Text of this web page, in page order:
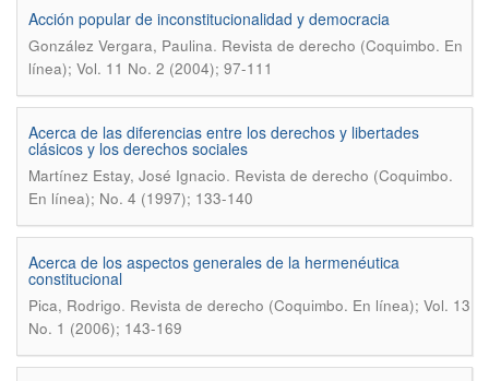
Acción popular de inconstitucionalidad y democracia
González Vergara, Paulina. Revista de derecho (Coquimbo. En
línea); Vol. 11 No. 2 (2004); 97-111
Acerca de las diferencias entre los derechos y libertades
clásicos y los derechos sociales
Martínez Estay, José Ignacio. Revista de derecho (Coquimbo.
En línea); No. 4 (1997); 133-140
Acerca de los aspectos generales de la hermenéutica
constitucional
Pica, Rodrigo. Revista de derecho (Coquimbo. En línea); Vol. 13
No. 1 (2006); 143-169